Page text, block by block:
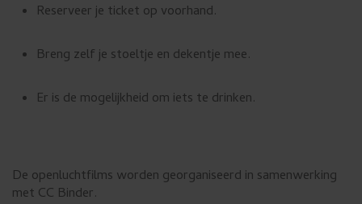
Reserveer je ticket op voorhand.
Breng zelf je stoeltje en dekentje mee.
Er is de mogelijkheid om iets te drinken.
De openluchtfilms worden georganiseerd in samenwerking
met CC Binder.